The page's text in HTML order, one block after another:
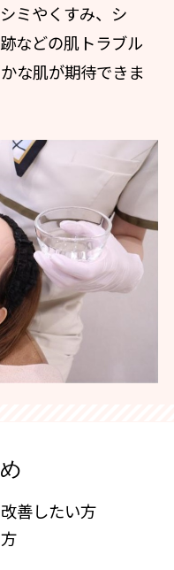
ミやくすみ、シ
などの肌トラブル
な肌が期待できま
善したい方